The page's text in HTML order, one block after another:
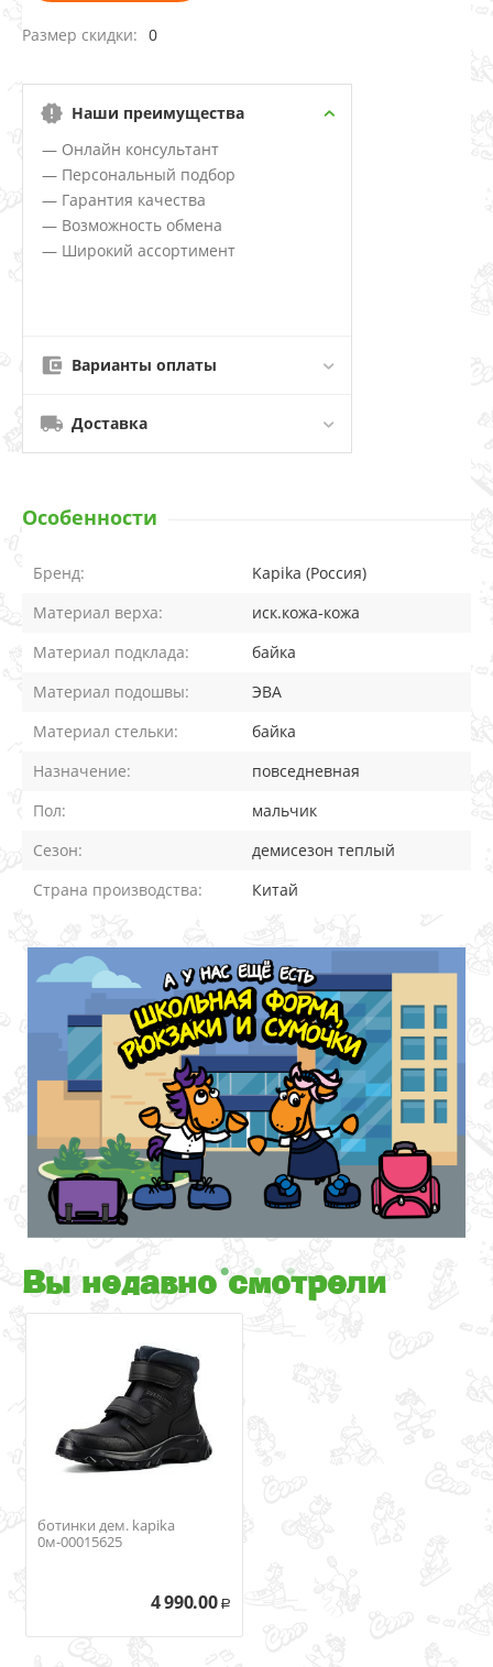
Размер скидки 0
Наши преимущества
— Онлайн консультант
— Персональный подбор
— Гарантия качества
— Возможность обмена
— Широкий ассортимент
Варианты оплаты
Доставка
Особенности
Бренд:
Kapika (Россия)
Материал верха:
иск.кожа-кожа
Материал подклада:
байка
Материал подошвы:
ЭВА
Материал стельки:
байка
Назначение:
повседневная
Пол:
мальчик
Сезон:
демисезон теплый
Страна производства:
Китай
Вы недавно смотрели
ботинки дем. kapika
0м-00015625
4 990.00 Р